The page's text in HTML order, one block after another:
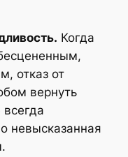
Когда
отказ от
вернуть
невысказанная